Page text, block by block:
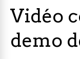
Vidéo
demo